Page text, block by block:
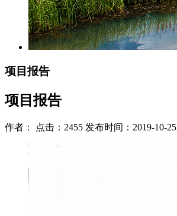
项目报告
项目报告
作者： 点击：2455 发布时间：2019-10-25